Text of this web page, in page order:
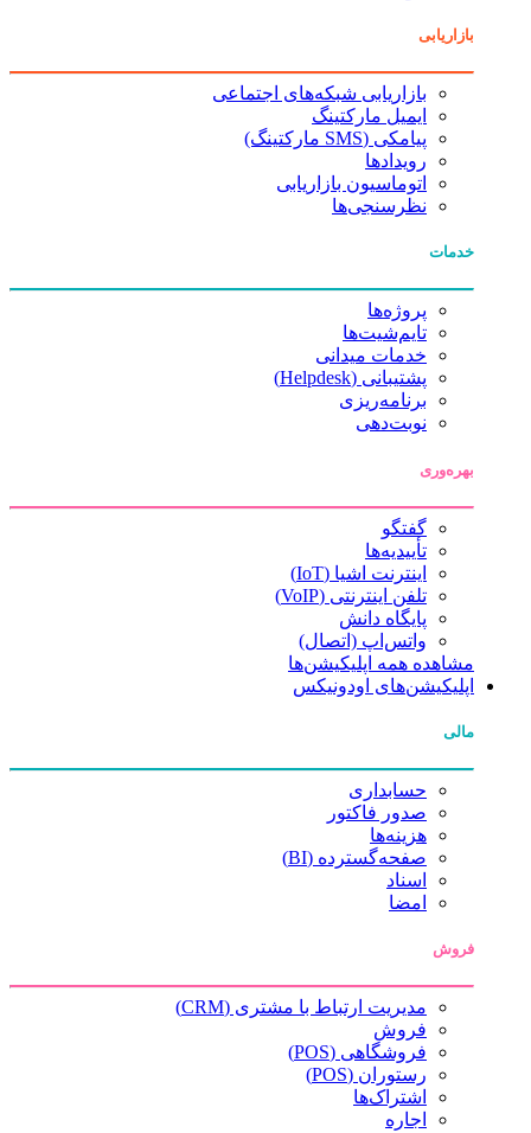
بازاریابی
بازاریابی شبکه‌های اجتماعی
ایمیل مارکتینگ
پیامکی (SMS مارکتینگ)
رویدادها
اتوماسیون بازاریابی
نظرسنجی‌ها
خدمات
پروژه‌ها
تایم‌شیت‌ها
خدمات میدانی
پشتیبانی (Helpdesk)
برنامه‌ریزی
نوبت‌دهی
بهره‌وری
گفتگو
تأییدیه‌ها
اینترنت اشیا (IoT)
تلفن اینترنتی (VoIP)
پایگاه دانش
واتس‌اپ (اتصال)
مشاهده همه اپلیکیشن‌ها
اپلیکیشن‌های اودونیکس
مالی
حسابداری
صدور فاکتور
هزینه‌ها
صفحه‌گسترده (BI)
اسناد
امضا
فروش
مدیریت ارتباط با مشتری (CRM)
فروش
فروشگاهی (POS)
رستوران (POS)
اشتراک‌ها
اجاره